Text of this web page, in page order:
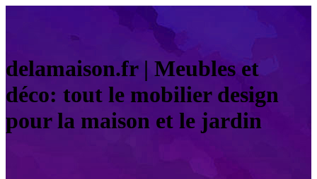
delamaison.fr | Meubles et
déco: tout le mobilier design
pour la maison et le jardin